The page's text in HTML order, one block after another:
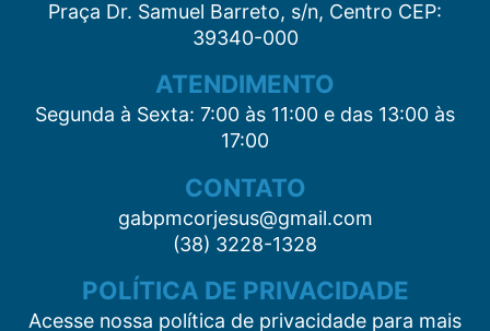
Praça Dr. Samuel Barreto, s/n, Centro CEP:
39340-000
ATENDIMENTO
Segunda à Sexta: 7:00 às 11:00 e das 13:00 às
17:00
CONTATO
gabpmcorjesus@gmail.com
(38) 3228-1328
POLÍTICA DE PRIVACIDADE
Acesse nossa política de privacidade para mais